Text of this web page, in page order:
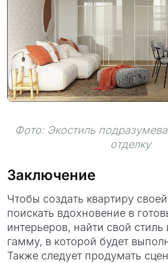
Фото: Экостиль
отделку
Заключение
Чтобы создать квартиру
поискать вдохновение в
интерьеров, найти свой стиль
гамму, в которой будет
Также следует продумать